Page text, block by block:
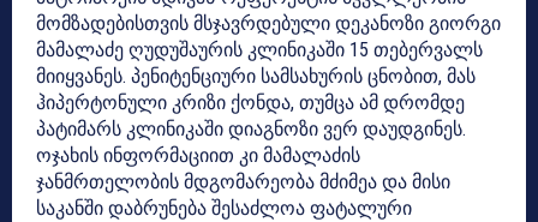
მომზადებისთვის მსჯავრდებული დეკანოზი გიორგი
მამალაძე ღუდუშაურის კლინიკაში 15 თებერვალს
მიიყვანეს. პენიტენციური სამსახურის ცნობით, მას
ჰიპერტონული კრიზი ქონდა, თუმცა ამ დრომდე
პატიმარს კლინიკაში დიაგნოზი ვერ დაუდგინეს.
ოჯახის ინფორმაციით კი მამალაძის
ჯანმრთელობის მდგომარეობა მძიმეა და მისი
საკანში დაბრუნება შესაძლოა ფატალური